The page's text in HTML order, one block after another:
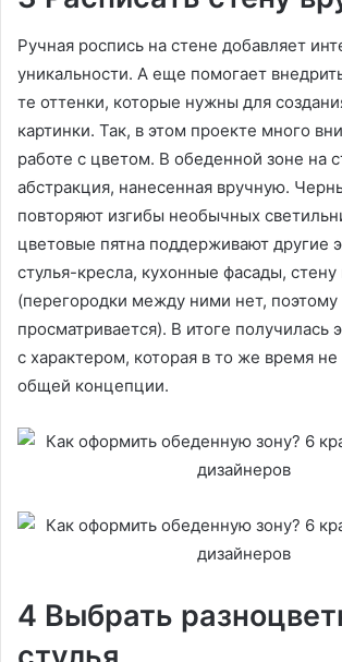
Ручная роспись на стене добавляет
уникальности. А еще помогает
те оттенки, которые нужны для
картинки. Так, в этом проекте много
работе с цветом. В обеденной зоне на
абстракция, нанесенная вручную.
повторяют изгибы необычных
цветовые пятна поддерживают другие
стулья-кресла, кухонные фасады,
(перегородки между ними нет, поэтому
просматривается). В итоге получилась
с характером, которая в то же время не
общей концепции.
4 Выбрать